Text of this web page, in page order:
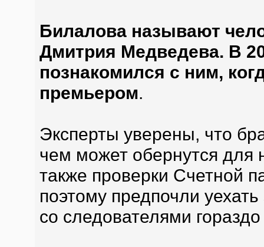
Билалова называют
Дмитрия Медведева. В
познакомился с ним,
премьером.
Эксперты уверены, что
чем может обернутся для
также проверки Счетной
поэтому предпочли
со следователями